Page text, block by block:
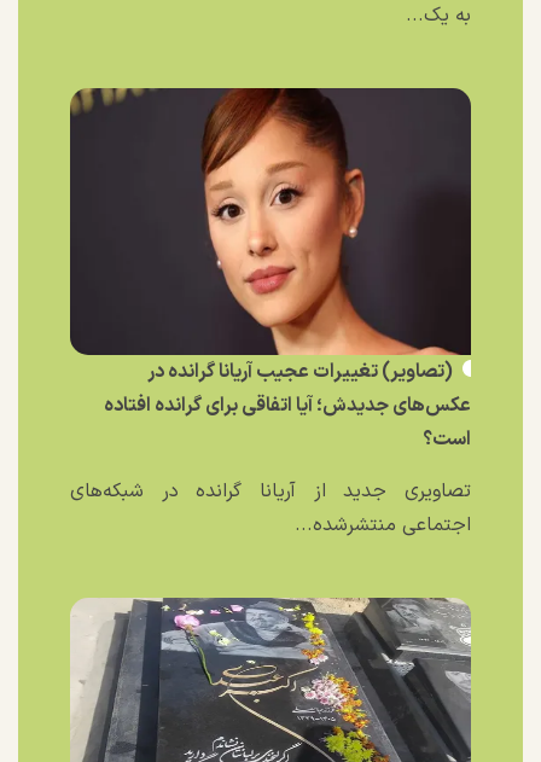
به یک...
(تصاویر) تغییرات عجیب آریانا گرانده در
عکس‌های جدیدش؛ آیا اتفاقی برای گرانده افتاده
است؟
تصاویری جدید از آریانا گرانده در شبکه‌های
اجتماعی منتشرشده...